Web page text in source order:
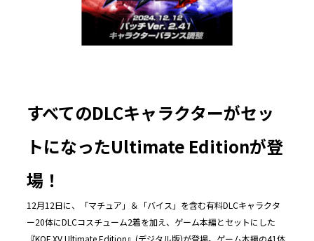
すべてのDLCキャラクターがセッ
トになったUltimate Editionが登
場！
12月12日に、「マチュア」＆「バイス」を含む有料DLCキャラクタ
ー20体にDLCコスチューム2着を加え、ゲーム本編とセットにした
『KOF XV Ultimate Edition』(デジタル版)が登場。ゲーム本編の41体